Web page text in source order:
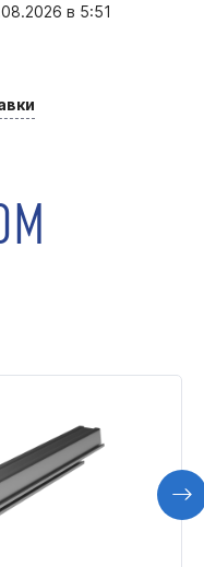
в 5:51